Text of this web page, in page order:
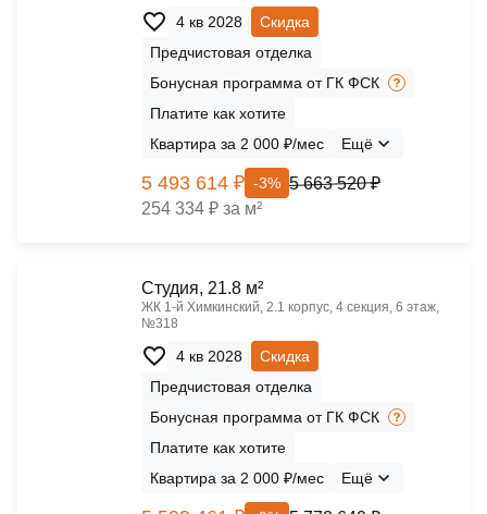
4 кв 2028
Скидка
Предчистовая отделка
Бонусная программа от ГК ФСК
Платите как хотите
Квартира за 2 000 ₽/мес
Ещё
5 493 614 ₽ -3% 5 663 520 ₽
254 334 ₽ за м²
Cтудия, 21.8 м²
ЖК 1‑й Химкинский, 2.1 корпус, 4 секция, 6 этаж,
№318
4 кв 2028
Скидка
Предчистовая отделка
Бонусная программа от ГК ФСК
Платите как хотите
Квартира за 2 000 ₽/мес
Ещё